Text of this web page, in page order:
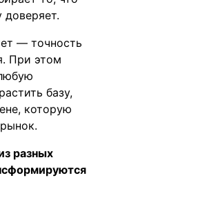
— точность
При этом
базу,
которую
разных